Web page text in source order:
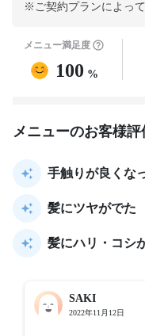
※ご契約プランによっ
メニュー満足度
100 %
メニューのお客様評
手触りが良くな
髪にツヤがでた
髪にハリ・コシ
SAKI
2022年11月12日